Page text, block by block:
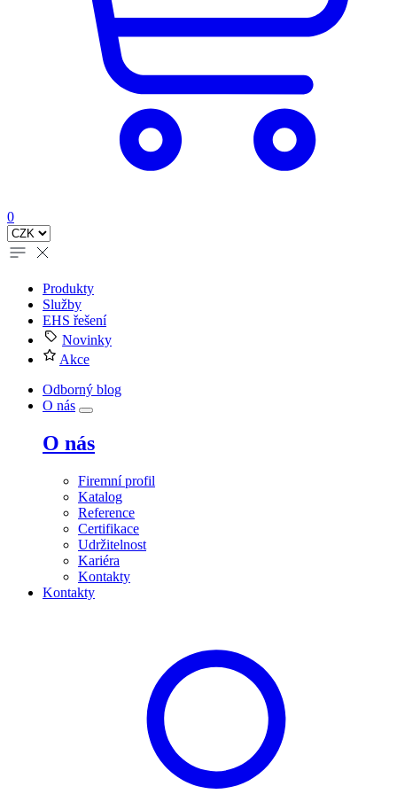
0
Produkty
Služby
EHS řešení
Novinky
Akce
Odborný blog
O nás
O nás
Firemní profil
Katalog
Reference
Certifikace
Udržitelnost
Kariéra
Kontakty
Kontakty